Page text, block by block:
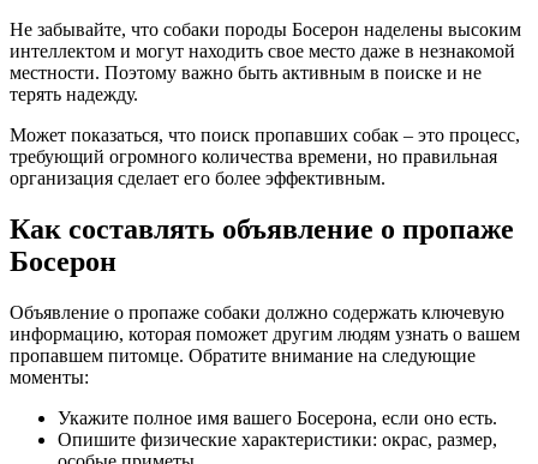
Не забывайте, что собаки породы Босерон наделены высоким
интеллектом и могут находить свое место даже в незнакомой
местности. Поэтому важно быть активным в поиске и не
терять надежду.
Может показаться, что поиск пропавших собак – это процесс,
требующий огромного количества времени, но правильная
организация сделает его более эффективным.
Как составлять объявление о пропаже
Босерон
Объявление о пропаже собаки должно содержать ключевую
информацию, которая поможет другим людям узнать о вашем
пропавшем питомце. Обратите внимание на следующие
моменты:
Укажите полное имя вашего Босерона, если оно есть.
Опишите физические характеристики: окрас, размер,